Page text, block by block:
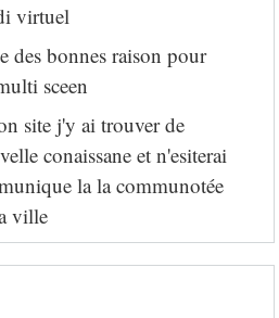
virtuel
des bonnes raison pour
sceen
site j'y ai trouver de
conaissane et n'esiterai
la la communotée
ville